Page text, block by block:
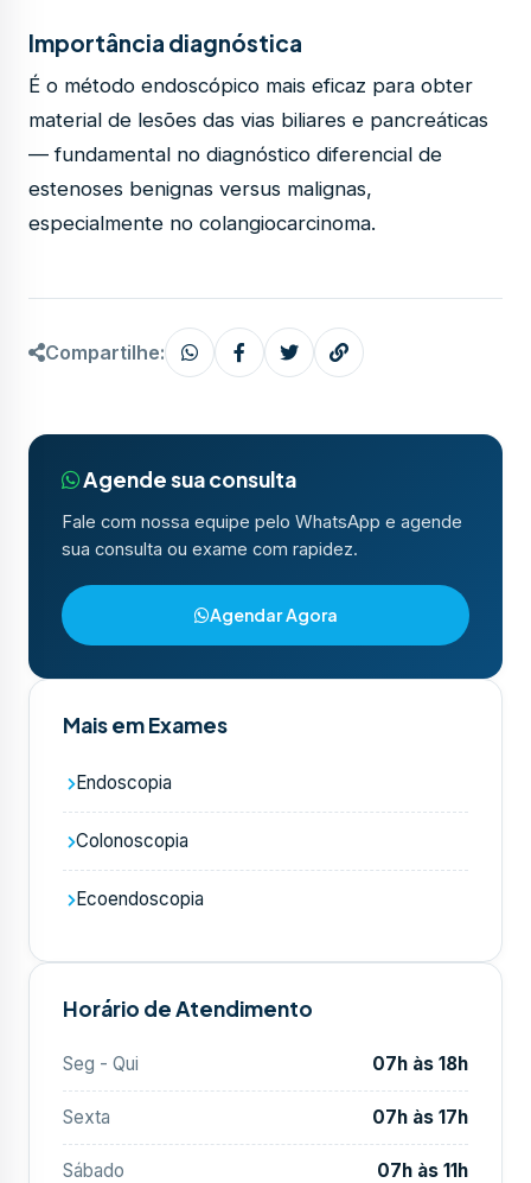
Importância diagnóstica
É o método endoscópico mais eficaz para obter
material de lesões das vias biliares e pancreáticas
— fundamental no diagnóstico diferencial de
estenoses benignas versus malignas,
especialmente no colangiocarcinoma.
Compartilhe:
Agende sua consulta
Fale com nossa equipe pelo WhatsApp e agende
sua consulta ou exame com rapidez.
Agendar Agora
Mais em Exames
Endoscopia
Colonoscopia
Ecoendoscopia
Horário de Atendimento
Seg - Qui 07h às 18h
Sexta 07h às 17h
Sábado 07h às 11h